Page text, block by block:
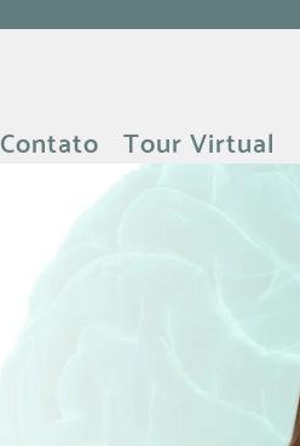
Contato Tour Virtual